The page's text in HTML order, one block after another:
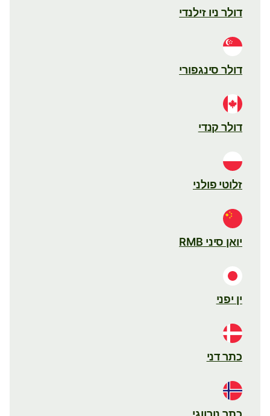
דולר ניו זילנדי
דולר סינגפורי
דולר קנדי
זלוטי פולני
יואן סיני RMB
ין יפני
כתר דני